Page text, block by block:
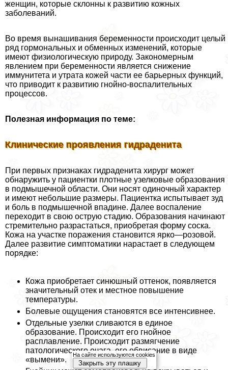
женщин, которые склонны к развитию кожных
заболеваний.
Во время вынашивания беременности происходит целый
ряд гормональных и обменных изменений, которые
имеют физиологическую природу. Закономерным
явлением при беременности является снижение
иммунитета и утрата кожей части ее барьерных функций,
что приводит к развитию гнойно-воспалительных
процессов.
Полезная информация по теме:
Клинические проявления гидраденита
При первых признаках гидраденита хирург может
обнаружить у пациентки плотные узелковые образования
в подмышечной области. Они носят одиночный хаpaктер
и имеют небольшие размеры. Пациентка испытывает зуд
и боль в подмышечной впадине. Далее воспаление
переходит в свою острую стадию. Образования начинают
стремительно разрастаться, приобретая форму соска.
Кожа на участке поражения становится ярко—розовой.
Далее развитие симптоматики нарастает в следующем
порядке:
Кожа приобретает синюшный оттенок, появляется
значительный отек и местное повышение
температуры.
Болевые ощущения становятся все интенсивнее.
Отдельные узелки сливаются в единое
образование. Происходит его гнойное
расплавление. Происходит размягчение
патологического очага, его обвисание в виде
«вымени».
На сайте используются cookies
Закрыть эту плашку